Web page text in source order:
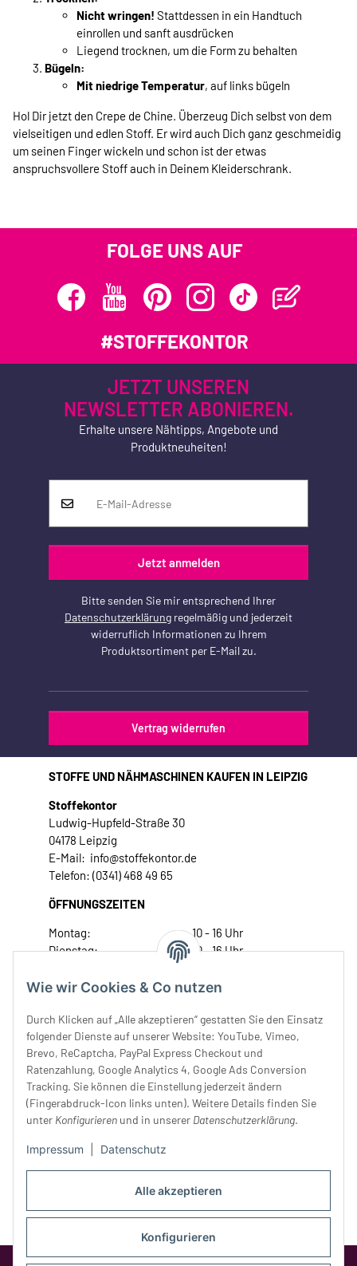
Alle akzeptieren
Konfigurieren
Wie wir Cookies & Co nutzen
Durch Klicken auf „Alle akzeptieren“ gestatten Sie den Einsatz
folgender Dienste auf unserer Website: YouTube, Vimeo,
Brevo, ReCaptcha, PayPal Express Checkout und
Ratenzahlung, Google Analytics 4, Google Ads Conversion
Tracking. Sie können die Einstellung jederzeit ändern
(Fingerabdruck-Icon links unten). Weitere Details finden Sie
unter Konfigurieren und in unserer Datenschutzerklärung.
Impressum Datenschutz
Nicht wringen! Stattdessen in ein Handtuch
einrollen und sanft ausdrücken
Liegend trocknen, um die Form zu behalten
Bügeln:
Mit niedrige Temperatur, auf links bügeln
Hol Dir jetzt den Crepe de Chine. Überzeug Dich selbst von dem
vielseitigen und edlen Stoff. Er wird auch Dich ganz geschmeidig
um seinen Finger wickeln und schon ist der etwas
anspruchsvollere Stoff auch in Deinem Kleiderschrank.
FOLGE UNS AUF
#STOFFEKONTOR
JETZT UNSEREN
NEWSLETTER ABONIEREN.
Erhalte unsere Nähtipps, Angebote und
Produktneuheiten!
Jetzt anmelden
Bitte senden Sie mir entsprechend Ihrer
Datenschutzerklärung regelmäßig und jederzeit
widerruflich Informationen zu Ihrem
Produktsortiment per E-Mail zu.
Vertrag widerrufen
STOFFE UND NÄHMASCHINEN KAUFEN IN LEIPZIG
Stoffekontor
Ludwig-Hupfeld-Straße 30
04178 Leipzig
E-Mail: info@stoffekontor.de
Telefon: (0341) 468 49 65
ÖFFNUNGSZEITEN
Montag:
10 - 16 Uhr
Dienstag:
10 - 16 Uhr
Donnerstag:
10 - 18 Uhr
Samstag:
10 - 14 Uhr
Unser Service
Rechtliches